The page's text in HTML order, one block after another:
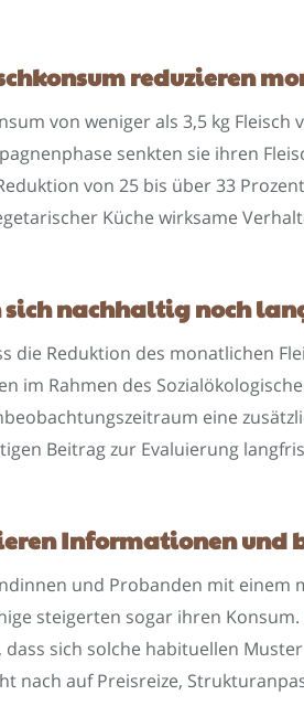
reduzieren
von weniger als 3,5 kg
senkten sie ihren
von 25 bis über 33
Küche wirksame
nachhaltig noch
die Reduktion des monatlichen
im Rahmen des
eine
Beitrag zur Evaluierung
Informationen und
und Probanden mit einem
steigerten sogar ihren
sich solche habituellen
nach auf Preisreize,